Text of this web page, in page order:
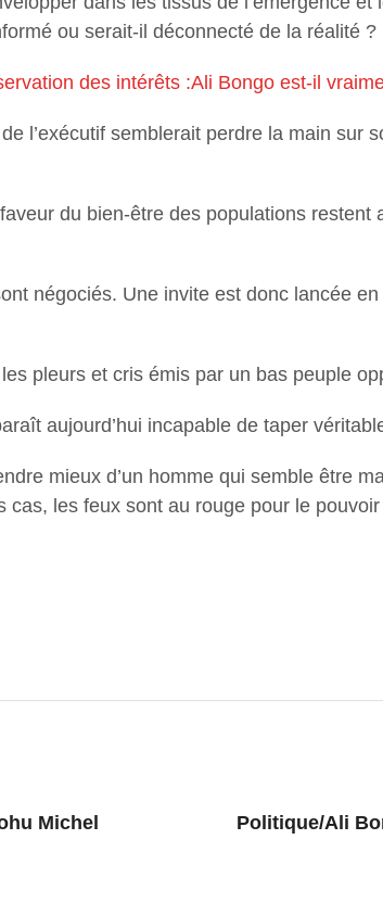
ou serait-il déconnecté de la réalité ?
des intérêts :Ali Bongo est-il
l’exécutif semblerait perdre la main sur
du bien-être des populations
négociés. Une invite est donc lancée
pleurs et cris émis par un bas peuple
aujourd’hui incapable de taper
mieux d’un homme qui semble être
cas, les feux sont au rouge pour le
Michel
Politique/Ali